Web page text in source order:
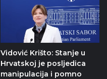
Vidović Krišto: Stanje u
Hrvatskoj je posljedica
manipulacija i pomno